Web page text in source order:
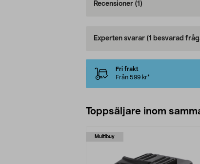
Recensioner (1)
Experten svarar (1 besvarad
Fri frakt
Från 599 kr*
Toppsäljare inom
Multibuy